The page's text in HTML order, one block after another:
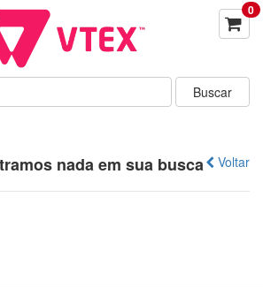
0
Voltar
nada em sua busca